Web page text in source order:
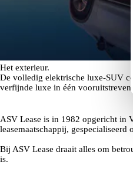
Het exterieur.
De volledig elektrische luxe-SUV
verfijnde luxe in één vooruitstrevend
ASV Lease is in 1982 opgericht in
leasemaatschappij,
Bij ASV Lease draait alles om
is.